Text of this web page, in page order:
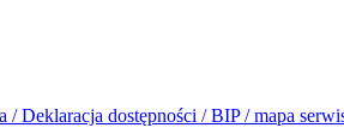
/Deklaracja dostępności /BIP /mapa